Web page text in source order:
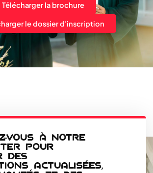
Télécharger la brochure
le dossier d'inscription
VOUS À NOTRE
POUR
DES
ACTUALISÉES,